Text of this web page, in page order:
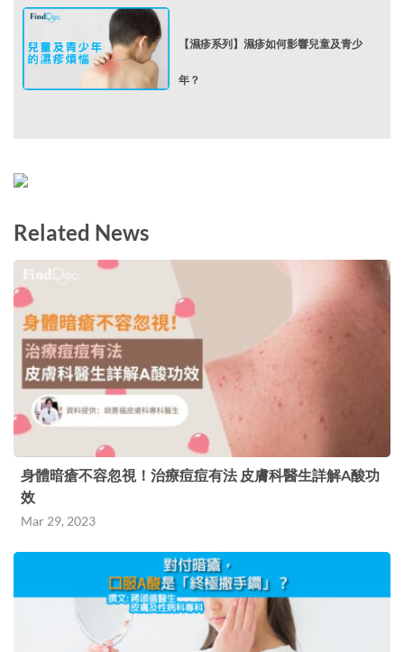
【濕疹系列】濕疹如何影響兒童及青少
年？
Related News
身體暗瘡不容忽視！治療痘痘有法 皮膚科醫生詳解A酸功
效
Mar 29, 2023